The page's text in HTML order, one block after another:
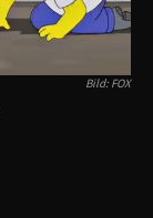
Bild: FOX